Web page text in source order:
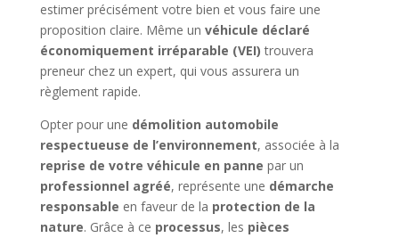
estimer précisément votre bien et vous faire une
proposition claire. Même un véhicule déclaré
économiquement irréparable (VEI) trouvera
preneur chez un expert, qui vous assurera un
règlement rapide.
Opter pour une démolition automobile
respectueuse de l’environnement, associée à la
reprise de votre véhicule en panne par un
professionnel agréé, représente une démarche
responsable en faveur de la protection de la
nature. Grâce à ce processus, les pièces